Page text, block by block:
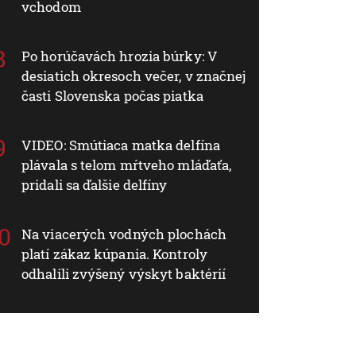
vchodom
Po horúčavách hrozia búrky: V
desiatich okresoch večer, v značnej
časti Slovenska počas piatka
VIDEO: Smútiaca matka delfína
plávala s telom mŕtveho mláďaťa,
pridali sa ďalšie delfíny
Na viacerých vodných plochách
platí zákaz kúpania. Kontroly
odhalili zvýšený výskyt baktérií